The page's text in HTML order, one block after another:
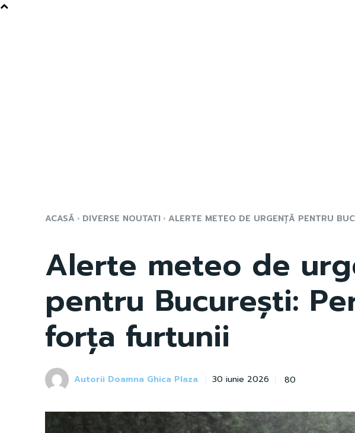
ACASĂ DIVERSE NOUTATI ALERTE METEO DE URGENȚĂ PENTRU
Alerte meteo de
pentru București:
forța furtunii
Autorii Doamna Ghica Plaza 30 iunie 2026 80